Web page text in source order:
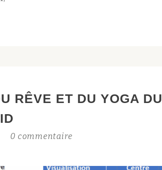
RÊVE ET DU YOGA DU
0 commentaire